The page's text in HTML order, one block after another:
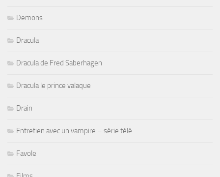
Demons
Dracula
Dracula de Fred Saberhagen
Dracula le prince valaque
Drain
Entretien avec un vampire – série télé
Favole